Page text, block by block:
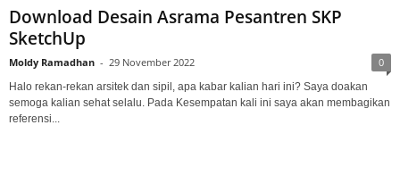
Download Desain Asrama Pesantren SKP
SketchUp
Moldy Ramadhan - 29 November 2022 0
Halo rekan-rekan arsitek dan sipil, apa kabar kalian hari ini? Saya doakan
semoga kalian sehat selalu. Pada Kesempatan kali ini saya akan membagikan
referensi...